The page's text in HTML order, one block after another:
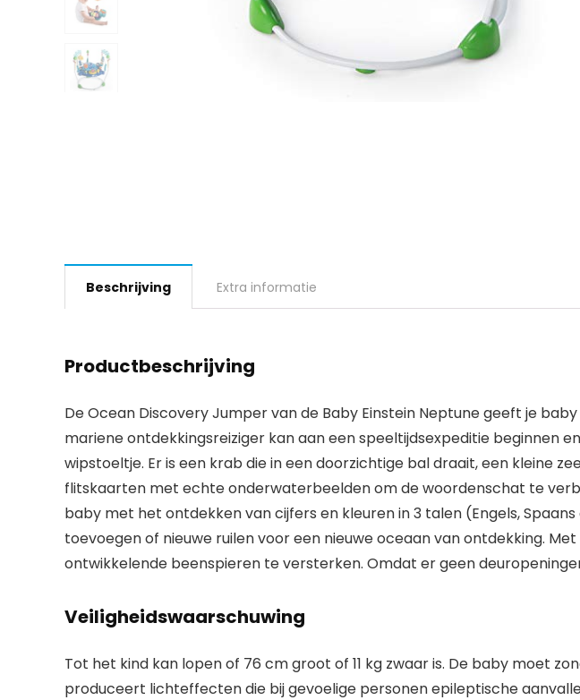
Beschrijving Extra informatie
Productbeschrijving
De Ocean Discovery Jumper van de Baby Einstein Neptune geeft je
mariene ontdekkingsreiziger kan aan een speeltijdsexpeditie beginnen
wipstoeltje. Er is een krab die in een doorzichtige bal draait, een kleine
flitskaarten met echte onderwaterbeelden om de woordenschat te
baby met het ontdekken van cijfers en kleuren in 3 talen (Engels,
toevoegen of nieuwe ruilen voor een nieuwe oceaan van ontdekking.
ontwikkelende beenspieren te versterken. Omdat er geen
Veiligheidswaarschuwing
Tot het kind kan lopen of 76 cm groot of 11 kg zwaar is. De baby moet
produceert lichteffecten die bij gevoelige personen epileptische